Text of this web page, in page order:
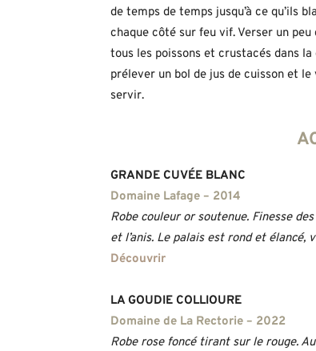
de temps de temps jusqu’à ce qu’ils
chaque côté sur feu vif. Verser un
tous les poissons et crustacés dans
prélever un bol de jus de cuisson et
servir.
GRANDE CUVÉE BLANC
Domaine Lafage – 2014
Robe couleur or soutenue. Finesse
et l’anis. Le palais est rond et
Découvrir
LA GOUDIE COLLIOURE
Domaine de La Rectorie – 2022
Robe rose foncé tirant sur le rouge.